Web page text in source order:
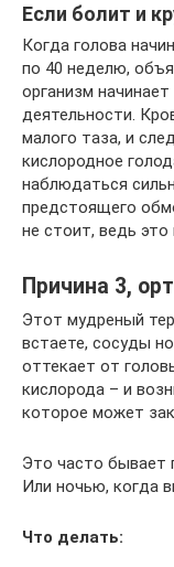
Если болит и
Когда голова
по 40 неделю,
организм
деятельности.
малого таза, и
кислородное
наблюдаться
предстоящего
не стоит, ведь это
Причина 3,
Этот мудреный
встаете, сосуды
оттекает от
кислорода – и
которое может
Это часто бывает
Или ночью, когда
Что делать: